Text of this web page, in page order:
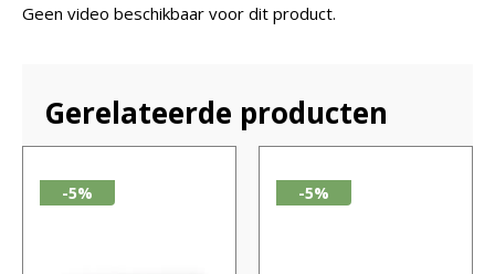
Geen video beschikbaar voor dit product.
Gerelateerde producten
-5% -5%